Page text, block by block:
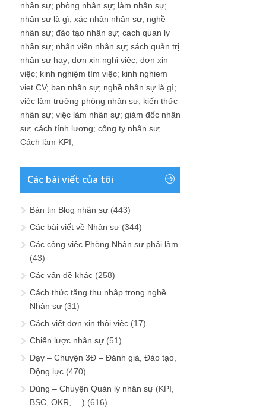
nhân sự; phòng nhân sự; làm nhân sự;
nhân sự là gì; xác nhận nhân sự; nghề
nhân sự; đào tạo nhân sự; cach quan ly
nhân sự; nhân viên nhân sự; sách quản trị
nhân sự hay; đơn xin nghỉ việc; đơn xin
việc; kinh nghiệm tìm việc; kinh nghiem
viet CV; ban nhân sự; nghề nhân sự là gì;
việc làm trưởng phòng nhân sự; kiến thức
nhân sự; việc làm nhân sự; giám đốc nhân
sự; cách tính lương; công ty nhân sự;
Cách làm KPI;
Các bài viết của tôi
Bản tin Blog nhân sự (443)
Các bài viết về Nhân sự (344)
Các công việc Phòng Nhân sự phải làm
(43)
Các vấn đề khác (258)
Cách thức tăng thu nhập trong nghề
Nhân sự (31)
Cách viết đơn xin thôi việc (17)
Chiến lược nhân sự (51)
Dạy – Chuyện 3Đ – Đánh giá, Đào tạo,
Động lực (470)
Dùng – Chuyện Quản lý nhân sự (KPI,
BSC, OKR, …) (616)